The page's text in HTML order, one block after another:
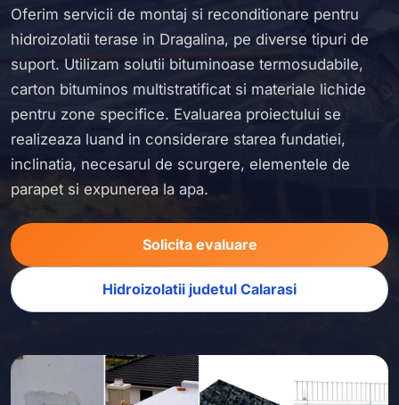
Oferim servicii de montaj si reconditionare pentru
hidroizolatii terase in Dragalina, pe diverse tipuri de
suport. Utilizam solutii bituminoase termosudabile,
carton bituminos multistratificat si materiale lichide
pentru zone specifice. Evaluarea proiectului se
realizeaza luand in considerare starea fundatiei,
inclinatia, necesarul de scurgere, elementele de
parapet si expunerea la apa.
Solicita evaluare
Hidroizolatii judetul Calarasi